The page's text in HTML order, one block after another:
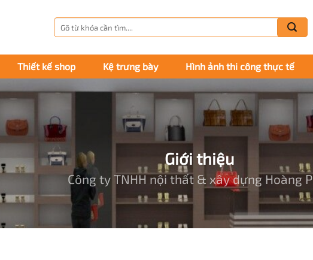
Tìm
kiếm:
Thiết kế shop Kệ trưng bày Hình ảnh thi công thực tế
Giới thiệu
Công ty TNHH nội thất & xây dựng Hoàng